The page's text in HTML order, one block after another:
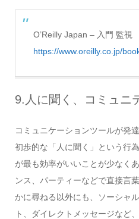
O’Reilly Japan – 入門 監視
https://www.oreilly.co.jp/
9.人に聞く、コミュニ
コミュニケーションツールが発
初歩的な「人に聞く」という行
が最も効率がいいことが少なく
ンス、パーティーなどで直接言
かに尋ねる以外にも、ソーシャ
ト、ダイレクトメッセージなど